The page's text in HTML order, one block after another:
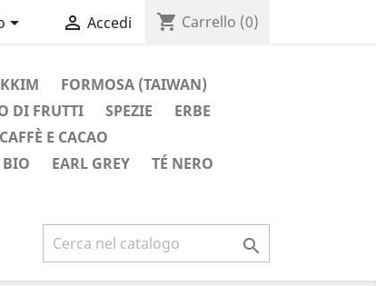
  Accedi shopping_cart Carrello (0)
FORMOSA (TAIWAN)
DI FRUTTI SPEZIE
ERBE
CAFFÈ E CACAO
BIO EARL GREY TÉ NERO
